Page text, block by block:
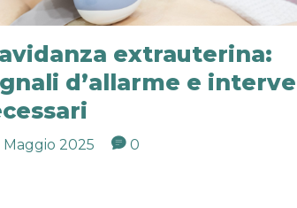
extrauterina:
d’allarme e
Maggio 2025 0